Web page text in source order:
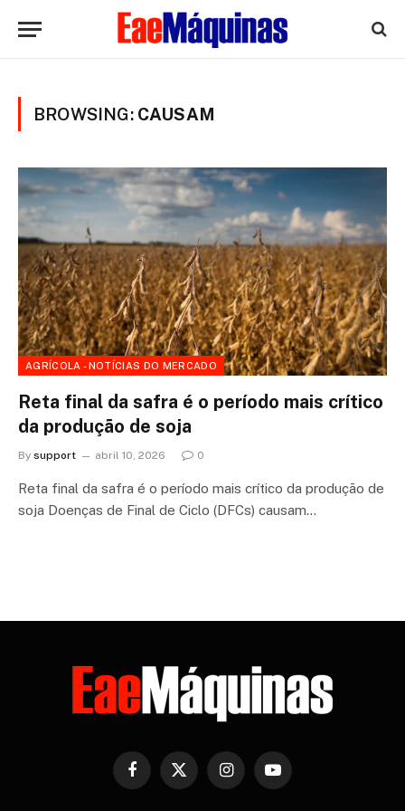
BROWSING: CAUSAM
AGRÍCOLA - NOTÍCIAS DO MERCADO
Reta final da safra é o período mais crítico
da produção de soja
By support abril 10, 2026 0
Reta final da safra é o período mais crítico da produção de
soja Doenças de Final de Ciclo (DFCs) causam…
Facebook
X
InstagramYouTube